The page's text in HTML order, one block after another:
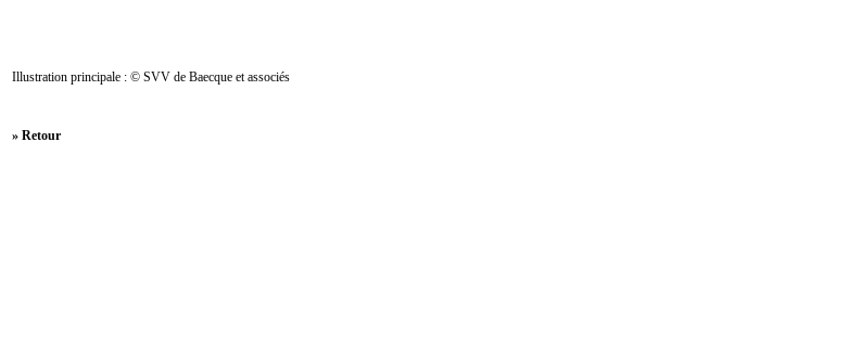
Illustration principale : © SVV de Baecque et associés
» Retour